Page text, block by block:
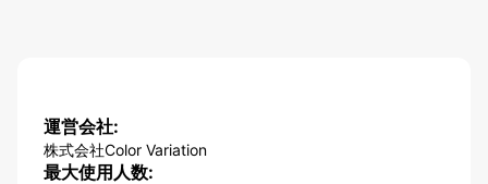
運営会社:
株式会社Color Variation
最大使用人数: